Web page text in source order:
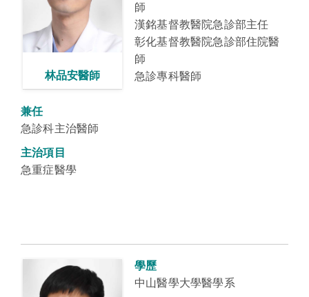
林品安醫師
兼任
急診科主治醫師
主治項目
急重症醫學
師
漢銘基督教醫院急診部主任
彰化基督教醫院急診部住院醫
師
急診專科醫師
學歷
中山醫學大學醫學系